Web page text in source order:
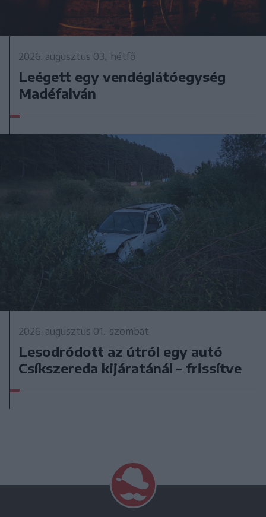
2026. augusztus 03., hétfő
Leégett egy vendéglátóegység
Madéfalván
2026. augusztus 01., szombat
Lesodródott az útról egy autó
Csíkszereda kijáratánál – frissítve